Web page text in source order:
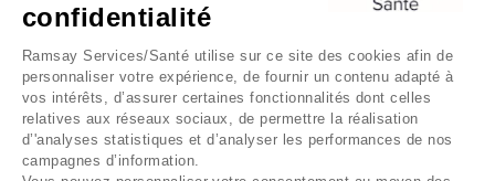
Groupe Ramsay Santé
confidentialité
Ramsay Services/Santé utilise sur ce site des cookies afin de
personnaliser votre expérience, de fournir un contenu adapté à
vos intérêts, d’assurer certaines fonctionnalités dont celles
relatives aux réseaux sociaux, de permettre la réalisation
d’'analyses statistiques et d’analyser les performances de nos
campagnes d’information.